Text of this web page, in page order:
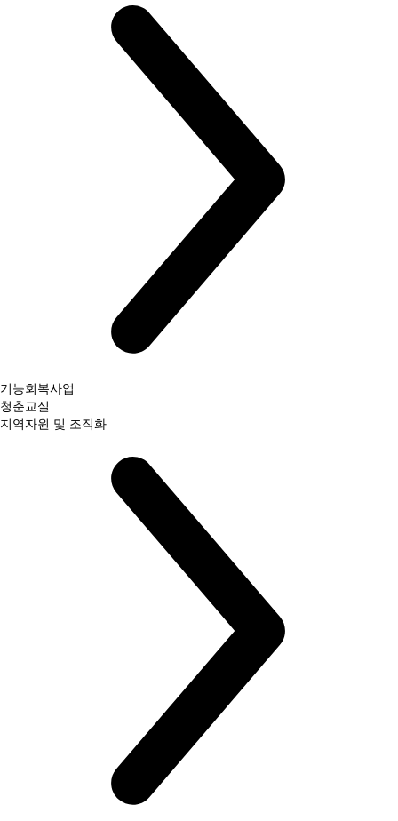
기능회복사업
청춘교실
지역자원 및 조직화